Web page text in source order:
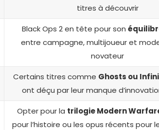
titres à découvrir
Black Ops 2 en tête pour son
entre campagne, multijoueur et
novateur
Certains titres comme Ghosts ou
ont déçu par leur manque
Opter pour la trilogie Modern
pour l’histoire ou les opus récents pour